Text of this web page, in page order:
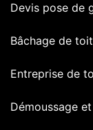
Devis pose de
Bâchage de
Entreprise de
Démoussage